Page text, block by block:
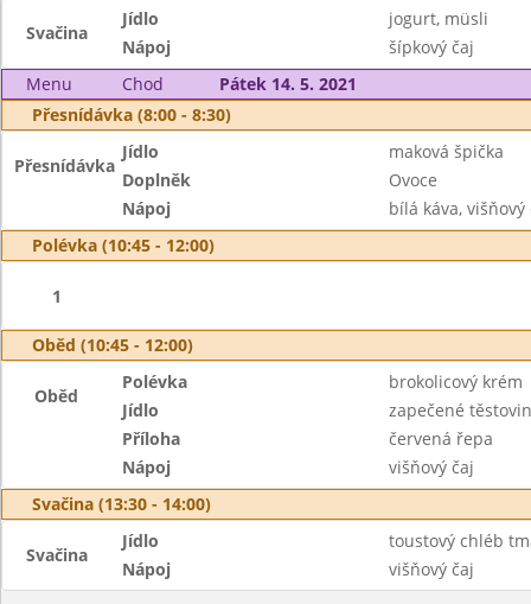
Svačina
Jídlo
jogurt, müsli
Nápoj
šípkový čaj
Menu
Chod
Pátek 14. 5. 2021
Přesnídávka (8:00 - 8:30)
Přesnídávka
Jídlo
maková špička
Doplněk
Ovoce
Nápoj
bílá káva, višňový
Polévka (10:45 - 12:00)
1
Oběd (10:45 - 12:00)
Oběd
Polévka
brokolicový krém
Jídlo
zapečené
Příloha
červená řepa
Nápoj
višňový čaj
Svačina (13:30 - 14:00)
Svačina
Jídlo
toustový chléb
Nápoj
višňový čaj